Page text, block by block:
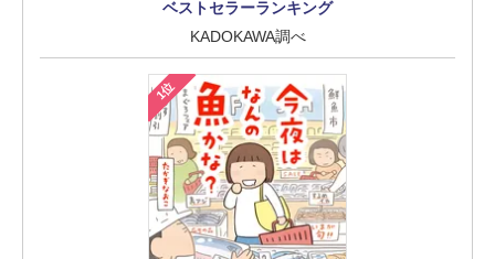
ベストセラーランキング
KADOKAWA調べ
1位